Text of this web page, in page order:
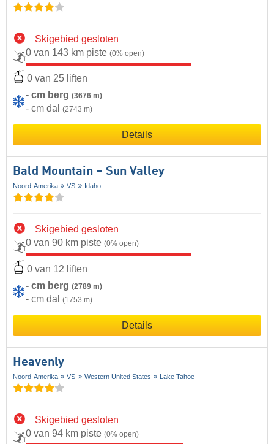
Skigebied gesloten
0 van 143 km piste (0% open)
0 van 25 liften
- cm berg (3676 m)
- cm dal (2743 m)
Details
Bald Mountain – Sun Valley
Noord-Amerika VS Idaho
Skigebied gesloten
0 van 90 km piste (0% open)
0 van 12 liften
- cm berg (2789 m)
- cm dal (1753 m)
Details
Heavenly
Noord-Amerika VS Western United States Lake Tahoe
Skigebied gesloten
0 van 94 km piste (0% open)